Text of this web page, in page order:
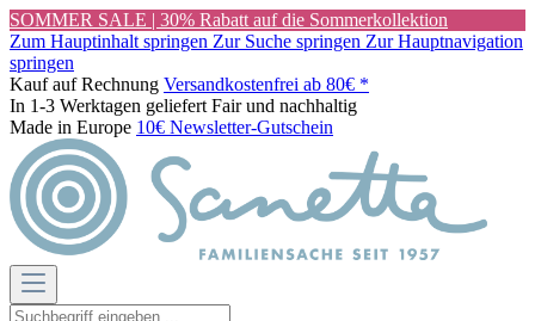
SOMMER SALE | 30% Rabatt auf die Sommerkollektion
Zum Hauptinhalt springen Zur Suche springen Zur Hauptnavigation
springen
Kauf auf Rechnung Versandkostenfrei ab 80€ *
In 1-3 Werktagen geliefert Fair und nachhaltig
Made in Europe 10€ Newsletter-Gutschein